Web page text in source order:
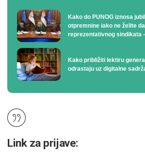
Kako do PUNOG iznosa
otpremnine iako ne želite
reprezentativnog sindikata
Kako približiti lektiru
odrastaju uz digitalne
Link za prijave: